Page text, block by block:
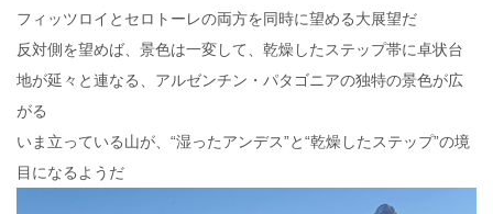
フィッツロイとセロトーレの両方を同時に望める大展望だ
反対側を望めば、景色は一変して、乾燥したステップ帯に卓状台
地が延々と連なる、アルゼンチン・パタゴニアの独特の景色が広
がる
いま立っている山が、“湿ったアンデス”と“乾燥したステップ”の境
目になるようだ